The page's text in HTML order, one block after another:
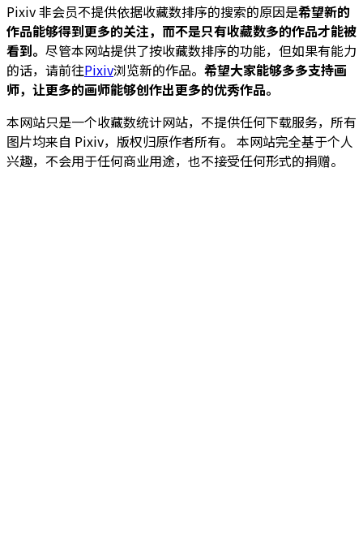
Pixiv 非会员不提供依据收藏数排序的搜索的原因是希望新的
作品能够得到更多的关注，而不是只有收藏数多的作品才能被
看到。 尽管本网站提供了按收藏数排序的功能，但如果有能力
的话，请前往Pixiv浏览新的作品。 希望大家能够多多支持画
师，让更多的画师能够创作出更多的优秀作品。
本网站只是一个收藏数统计网站，不提供任何下载服务，所有
图片均来自 Pixiv，版权归原作者所有。 本网站完全基于个人
兴趣，不会用于任何商业用途，也不接受任何形式的捐赠。